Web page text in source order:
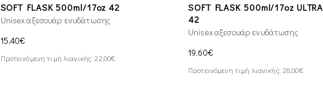
SOFT FLASK 500ml/17oz 42
Unisex αξεσουάρ ενυδάτωσης
15,40€
Προτεινόμενη τιμή λιανικής: 22,00€
SOFT FLASK 500ml/17oz ULTRA
42
Unisex αξεσουάρ ενυδάτωσης
19,60€
Προτεινόμενη τιμή λιανικής: 28,00€